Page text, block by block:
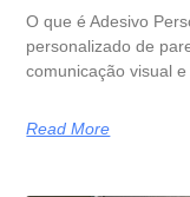
O que é Adesivo
personalizado de
comunicação visual e
Read More